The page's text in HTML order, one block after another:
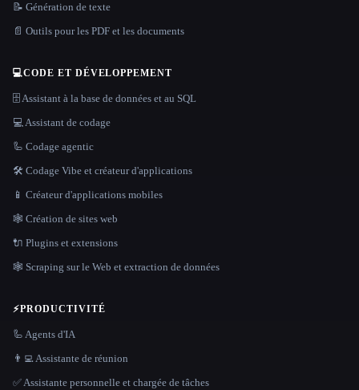
📝 Génération de texte
📄 Outils pour les PDF et les documents
💻CODE ET DÉVELOPPEMENT
🗄️ Assistant à la base de données et au SQL
💻 Assistant de codage
🦾 Codage agentic
🛠️ Codage Vibe et créateur d'applications
📱 Créateur d'applications mobiles
🕸 Création de sites web
🔌 Plugins et extensions
🕸️ Scraping sur le Web et extraction de données
⚡PRODUCTIVITÉ
🦾 Agents d'IA
👨‍💻 Assistante de réunion
✅ Assistante personnelle et chargée de tâches